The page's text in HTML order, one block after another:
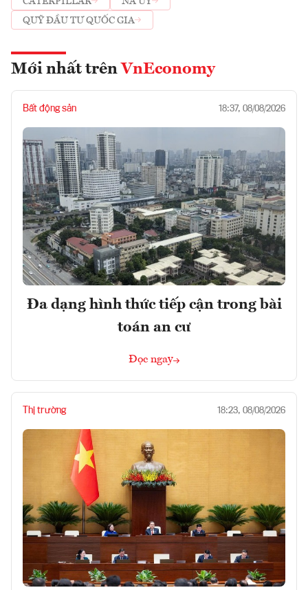
QUỸ ĐẦU TƯ QUỐC GIA
Mới nhất trên VnEconomy
Bất động sản 18:37, 08/08/2026
Đa dạng hình thức tiếp cận trong bài
toán an cư
Đọc ngay
Thị trường 18:23, 08/08/2026